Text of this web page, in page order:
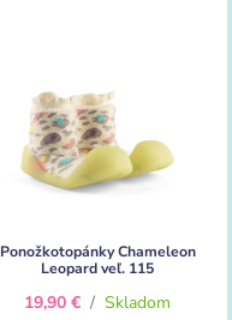
Ponožkotopánky Chameleon
Leopard veľ. 115
19,90 € / Skladom